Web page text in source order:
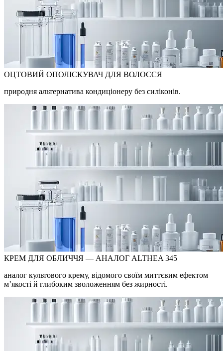
ОЦТОВИЙ ОПОЛІСКУВАЧ ДЛЯ ВОЛОССЯ
природня альтернатива кондиціонеру без силіконів.
КРЕМ ДЛЯ ОБЛИЧЧЯ — АНАЛОГ ALTHEA 345
аналог культового крему, відомого своїм миттєвим ефектом
м’якості й глибоким зволоженням без жирності.